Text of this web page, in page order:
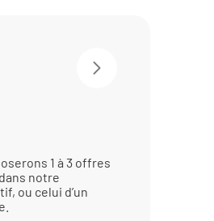
1 à 3 offres
notre
ou celui d’un